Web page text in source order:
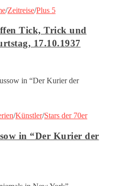
/Zeitreise/Plus 5
Tick, Trick und
17.10.1937
/Künstler/Stars der 70er
in “Der Kurier der